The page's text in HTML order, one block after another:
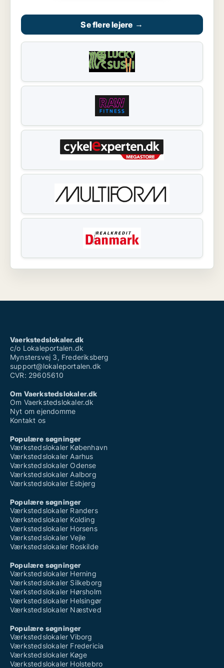
Se flere lejere →
Vaerkstedslokaler.dk
c/o Lokaleportalen.dk
Mynstersvej 3, Frederiksberg
support@lokaleportalen.dk
CVR: 29605610
Om Vaerkstedslokaler.dk
Om Vaerkstedslokaler.dk
Nyt om ejendomme
Kontakt os
Populære søgninger
Værkstedslokaler København
Værkstedslokaler Aarhus
Værkstedslokaler Odense
Værkstedslokaler Aalborg
Værkstedslokaler Esbjerg
Populære søgninger
Værkstedslokaler Randers
Værkstedslokaler Kolding
Værkstedslokaler Horsens
Værkstedslokaler Vejle
Værkstedslokaler Roskilde
Populære søgninger
Værkstedslokaler Herning
Værkstedslokaler Silkeborg
Værkstedslokaler Hørsholm
Værkstedslokaler Helsingør
Værkstedslokaler Næstved
Populære søgninger
Værkstedslokaler Viborg
Værkstedslokaler Fredericia
Værkstedslokaler Køge
Værkstedslokaler Holstebro